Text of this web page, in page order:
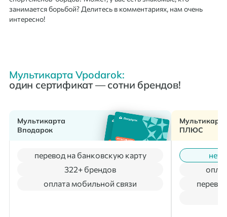
занимается борьбой? Делитесь в комментариях, нам очень
интересно!
Мультикарта Vpodarok:
один сертификат — сотни брендов!
Мультикарта
Вподарок
оплата мобильной связи
перевод на банковскую карту
322+ брендов
Мультикарта
ПЛЮС
нет